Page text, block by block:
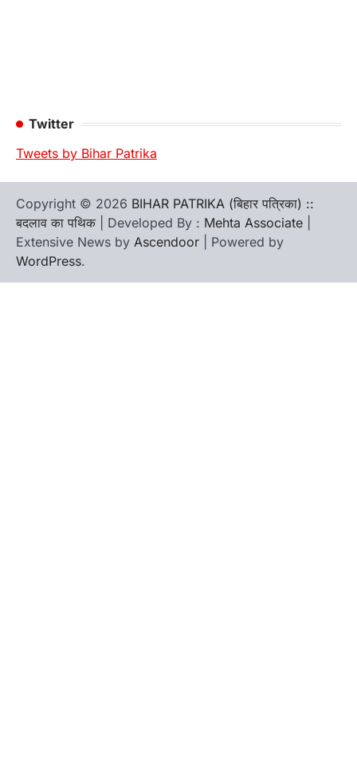
Twitter
Tweets by Bihar Patrika
Copyright © 2026 BIHAR PATRIKA (बिहार पत्रिका) ::
बदलाव का पथिक | Developed By : Mehta Associate
Extensive News by Ascendoor | Powered by
WordPress.